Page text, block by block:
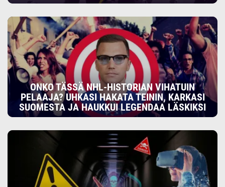
ONKO TÄSSÄ NHL-HISTORIAN VIHATUIN
PELAAJA? UHKASI HAKATA TEININ, KARKASI
SUOMESTA JA HAUKKUI LEGENDAA LÄSKIKSI